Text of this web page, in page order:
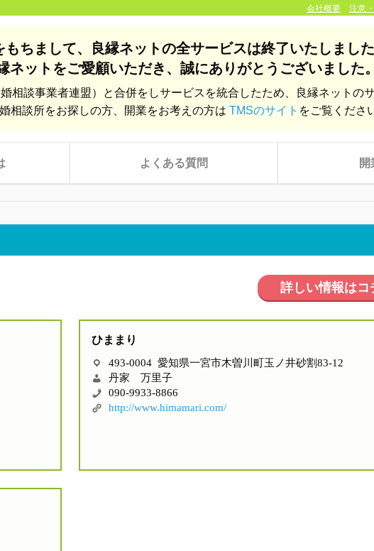
会社概要 注意
ちまして、
良縁ネットの全サービスは終了いたしました
ネットをご愛顧いただき、 誠にありがとうございました。
相談事業者連盟）と合併をしサービスを統合したため、良縁ネットの
相談所をお探しの方、開業をお考えの方は TMSのサイト をご覧くださ
よくある質問 開
詳しい情報はコ
ひままり
493-0004 愛知県一宮市木曽川町玉ノ井砂割83-12
丹家 万里子
090-9933-8866
http://www.himamari.com/